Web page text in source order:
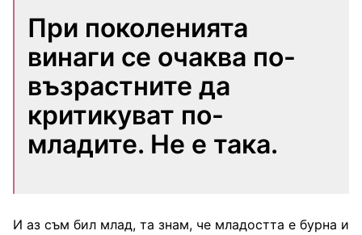
При поколенията
винаги се очаква по-
възрастните да
критикуват по-
младите. Не е така.
И аз съм бил млад, та знам, че младостта е бурна и